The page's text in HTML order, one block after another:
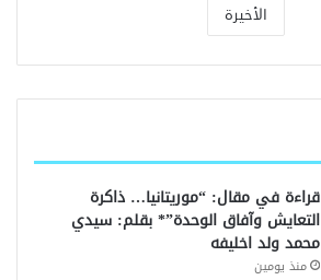
الأخيرة
قراءة في مقال: “موريتانيا… ذاكرة
التعايش وآفاق الوحدة”* بقلم: سيدي
محمد ولد اخليفه
منذ يومين